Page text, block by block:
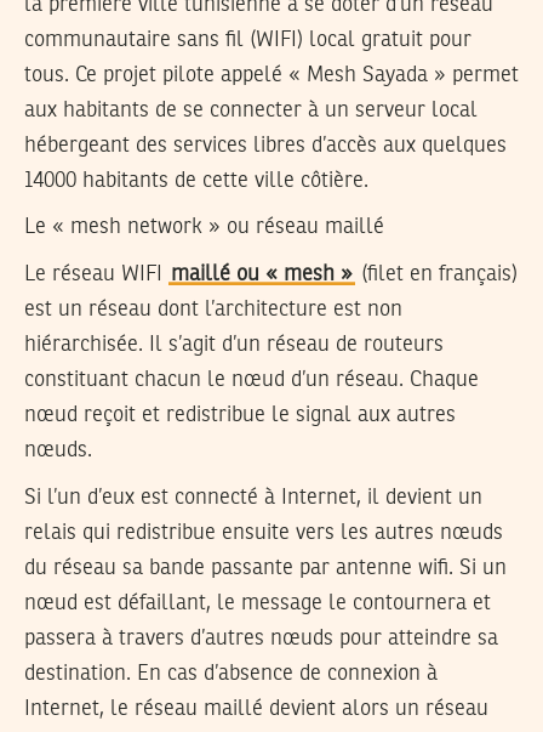
la première ville tunisienne à se doter d’un réseau
communautaire sans fil (WIFI) local gratuit pour
tous. Ce projet pilote appelé « Mesh Sayada » permet
aux habitants de se connecter à un serveur local
hébergeant des services libres d’accès aux quelques
14000 habitants de cette ville côtière.
Le « mesh network » ou réseau maillé
Le réseau WIFI maillé ou « mesh » (filet en français)
est un réseau dont l’architecture est non
hiérarchisée. Il s’agit d’un réseau de routeurs
constituant chacun le nœud d’un réseau. Chaque
nœud reçoit et redistribue le signal aux autres
nœuds.
Si l’un d’eux est connecté à Internet, il devient un
relais qui redistribue ensuite vers les autres nœuds
du réseau sa bande passante par antenne wifi. Si un
nœud est défaillant, le message le contournera et
passera à travers d’autres nœuds pour atteindre sa
destination. En cas d’absence de connexion à
Internet, le réseau maillé devient alors un réseau